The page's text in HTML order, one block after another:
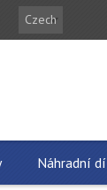
Czech
Náhradní